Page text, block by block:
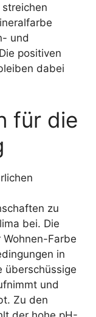
und
positiven
dabei
für die
zu
bei. Die
Farbe
in
überschüssige
und
Zu den